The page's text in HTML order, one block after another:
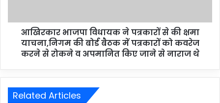
आखिरकार भाजपा विधायक ने पत्रकारों से की क्षमा
याचना,निगम की बोर्ड बैठक में पत्रकारों को कवरेज
करने से रोकने व अपमानित किए जाने से नाराज थे
Related Articles